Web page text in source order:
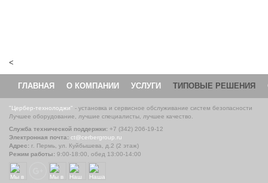
<
ГЛАВНАЯ О КОМПАНИИ УСЛУГИ ТИПОВЫЕ РЕШЕНИЯ
"Цербер-технолоджи" - установка и сервисное обслуживание систем безопасности
Лучшее оборудование, лучшие специалисты, лучшее качество.
Служба технической поддержки: +7 (342) 206-19-12
Электронная почта: ct@cerbergroup.ru
Адрес: г. Пермь, ул. Куйбышева, д.2 (2 этаж)
Режим работы: 9:00-18:00, обед 13:00-14:00